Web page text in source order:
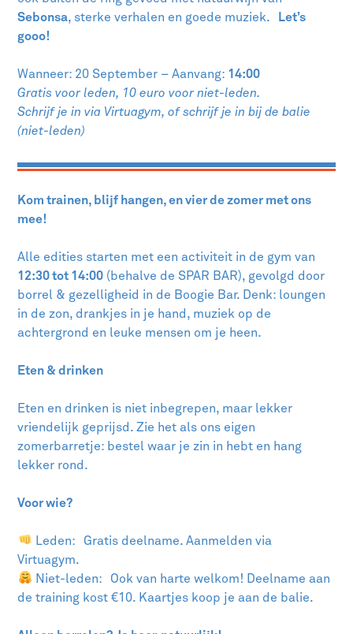
Sebonsa, sterke verhalen en goede muziek.
Let’s
gooo!
Wanneer: 20 September – Aanvang: 14:00
Gratis voor leden, 10 euro voor niet-leden.
Schrijf je in via Virtuagym, of schrijf je in bij de balie
(niet-leden)
Kom trainen, blijf hangen, en vier de zomer met ons
mee!
Alle edities starten met een activiteit in de gym van
12:30 tot 14:00 (behalve de SPAR BAR), gevolgd door
borrel & gezelligheid in de Boogie Bar. Denk: loungen
in de zon, drankjes in je hand, muziek op de
achtergrond en leuke mensen om je heen.
Eten & drinken
Eten en drinken is niet inbegrepen, maar lekker
vriendelijk geprijsd. Zie het als ons eigen
zomerbarretje: bestel waar je zin in hebt en hang
lekker rond.
Voor wie?
Leden: Gratis deelname. Aanmelden via
Virtuagym.
Niet-leden: Ook van harte welkom! Deelname aan
de training kost €10. Kaartjes koop je aan de balie.